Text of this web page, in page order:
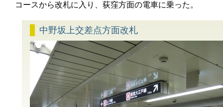
コースから改札に入り、荻窪方面の電車に乗った。
中野坂上交差点方面改札